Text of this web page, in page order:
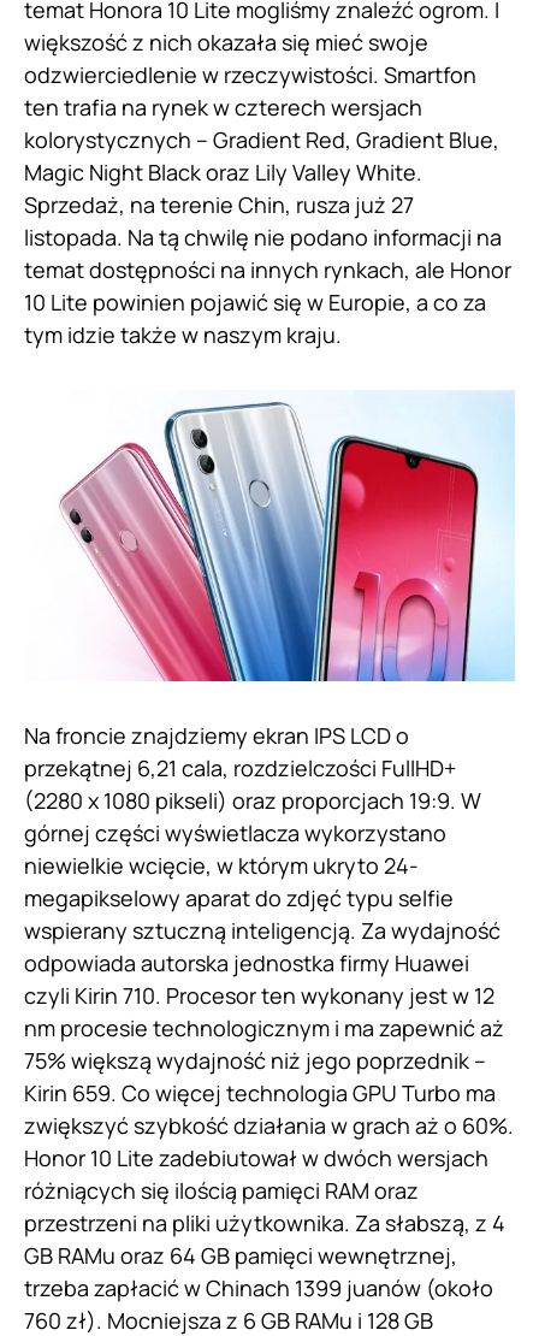
temat Honora 10 Lite mogliśmy znaleźć ogrom. I
większość z nich okazała się mieć swoje
odzwierciedlenie w rzeczywistości. Smartfon
ten trafia na rynek w czterech wersjach
kolorystycznych – Gradient Red, Gradient Blue,
Magic Night Black oraz Lily Valley White.
Sprzedaż, na terenie Chin, rusza już 27
listopada. Na tą chwilę nie podano informacji na
temat dostępności na innych rynkach, ale Honor
10 Lite powinien pojawić się w Europie, a co za
tym idzie także w naszym kraju.
Na froncie znajdziemy ekran IPS LCD o
przekątnej 6,21 cala, rozdzielczości FullHD+
(2280 x 1080 pikseli) oraz proporcjach 19:9. W
górnej części wyświetlacza wykorzystano
niewielkie wcięcie, w którym ukryto 24-
megapikselowy aparat do zdjęć typu selfie
wspierany sztuczną inteligencją. Za wydajność
odpowiada autorska jednostka firmy Huawei
czyli Kirin 710. Procesor ten wykonany jest w 12
nm procesie technologicznym i ma zapewnić aż
75% większą wydajność niż jego poprzednik –
Kirin 659. Co więcej technologia GPU Turbo ma
zwiększyć szybkość działania w grach aż o 60%.
Honor 10 Lite zadebiutował w dwóch wersjach
różniących się ilością pamięci RAM oraz
przestrzeni na pliki użytkownika. Za słabszą, z 4
GB RAMu oraz 64 GB pamięci wewnętrznej,
trzeba zapłacić w Chinach 1399 juanów (około
760 zł). Mocniejsza z 6 GB RAMu i 128 GB